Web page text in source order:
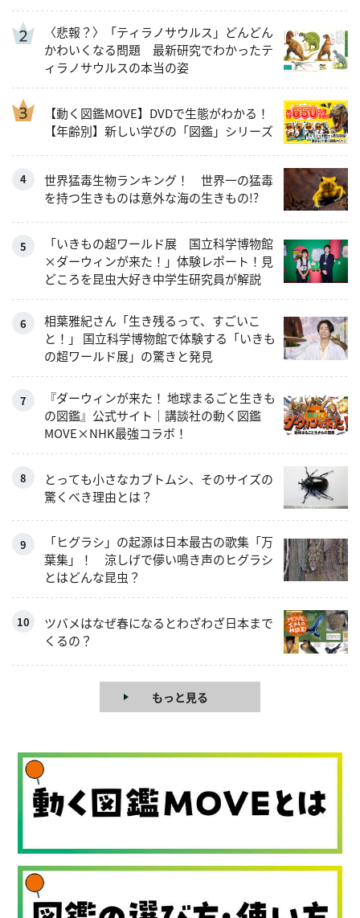
〈悲報？〉「ティラノサウルス」どんどん
かわいくなる問題 最新研究でわかったテ
ィラノサウルスの本当の姿
【動く図鑑MOVE】DVDで生態がわかる！
【年齢別】新しい学びの「図鑑」シリーズ
世界猛毒生物ランキング！ 世界一の猛毒
を持つ生きものは意外な海の生きもの!?
「いきもの超ワールド展 国立科学博物館
×ダーウィンが来た！」体験レポート！見
どころを昆虫大好き中学生研究員が解説
相葉雅紀さん「生き残るって、すごいこ
と！」 国立科学博物館で体験する「いきも
の超ワールド展」の驚きと発見
『ダーウィンが来た！ 地球まるごと生きも
の図鑑』公式サイト｜講談社の動く図鑑
MOVE×NHK最強コラボ！
とっても小さなカブトムシ、そのサイズの
驚くべき理由とは？
「ヒグラシ」の起源は日本最古の歌集「万
葉集」！ 涼しげで儚い鳴き声のヒグラシ
とはどんな昆虫？
ツバメはなぜ春になるとわざわざ日本まで
くるの？
もっと見る